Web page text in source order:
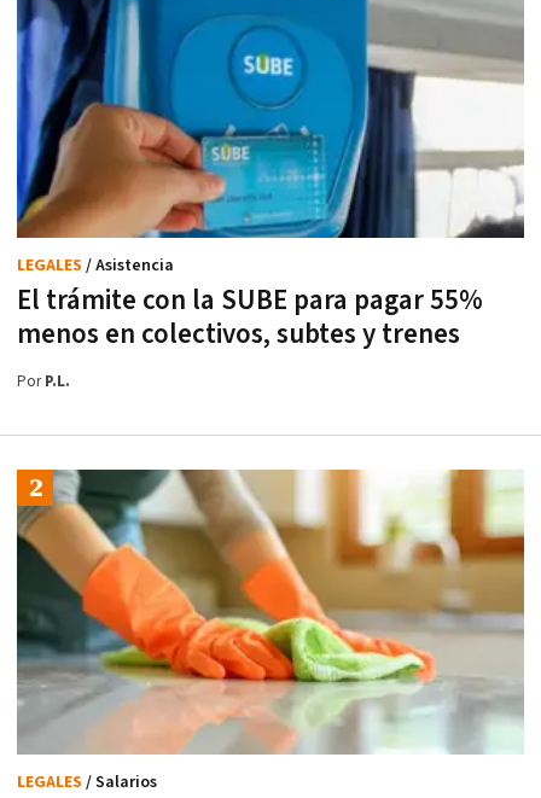
El trámite con la SUBE para pagar 55%
menos en colectivos, subtes y trenes
LEGALES / Asistencia
PorP.L.
LEGALES / Salarios